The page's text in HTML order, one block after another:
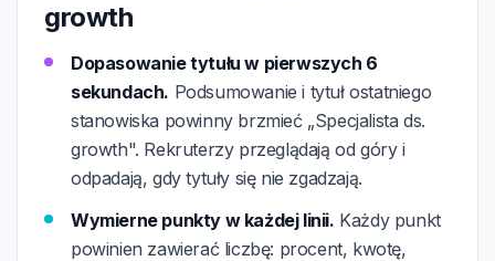
growth
Dopasowanie tytułu w pierwszych 6
sekundach. Podsumowanie i tytuł ostatniego
stanowiska powinny brzmieć „Specjalista ds.
growth". Rekruterzy przeglądają od góry i
odpadają, gdy tytuły się nie zgadzają.
Wymierne punkty w każdej linii. Każdy punkt
powinien zawierać liczbę: procent, kwotę,